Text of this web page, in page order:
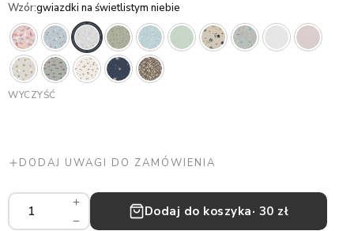
Wzór:gwiazdki na świetlistym niebie
WYCZYŚĆ
DODAJ UWAGI DO ZAMÓWIENIA
Osłonka
Dodaj do koszyka· 30 zł